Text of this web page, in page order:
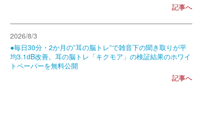
記事へ
2026/8/3
●毎日30分・2か月の”耳の脳トレ”で雑音下の聞き取りが平
均3.1dB改善。耳の脳トレ「キクモア」の検証結果のホワイ
トペーパーを無料公開
記事へ